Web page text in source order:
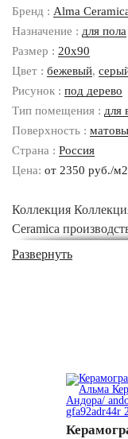
Бренд : Alma
Назначение : для пола
Размер : 20x90
Цвет : бежевый,
Рисунок : под дерево
Тип помещения : для
Поверхность :
Страна : Россия
Цена: от 2350 руб./м2
Коллекция
Ceramica
ванной, для кухни.
Развернуть